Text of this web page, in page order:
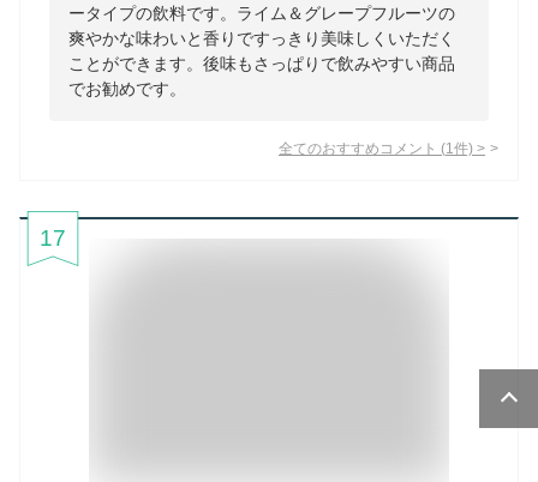
ータイプの飲料です。ライム＆グレープフルーツの
爽やかな味わいと香りですっきり美味しくいただく
ことができます。後味もさっぱりで飲みやすい商品
でお勧めです。
全てのおすすめコメント (1 件) >
17